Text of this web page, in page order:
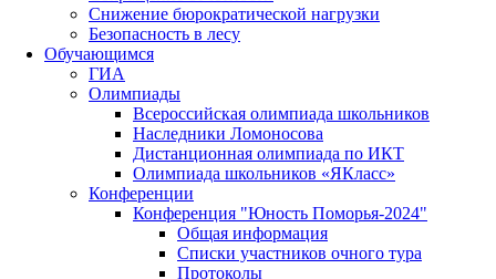
Снижение бюрократической нагрузки
Безопасность в лесу
Обучающимся
ГИА
Олимпиады
Всероссийская олимпиада школьников
Наследники Ломоносова
Дистанционная олимпиада по ИКТ
Олимпиада школьников «ЯКласс»
Конференции
Конференция "Юность Поморья-2024"
Общая информация
Списки участников очного тура
Протоколы